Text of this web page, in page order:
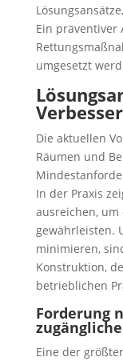
Ein präventiver
umgesetzt
Die aktuellen
Räumen und
In der Praxis
ausreichen, um
gewährleisten.
minimieren,
Konstruktion,
betrieblichen
Forderung
Eine der